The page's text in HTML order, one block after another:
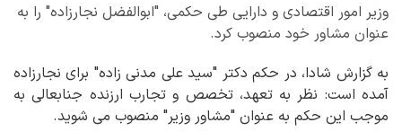
وزیر امور اقتصادی و دارایی طی حکمی، "ابوالفضل نجارزاده" را به
عنوان مشاور خود منصوب کرد.
به گزارش شادا، در حکم دکتر "سید علی مدنی زاده" برای نجارزاده
آمده‌ است: نظر به تعهد، تخصص و تجارب ارزنده جنابعالی به
موجب این حکم به عنوان "مشاور وزیر" منصوب می شوید.